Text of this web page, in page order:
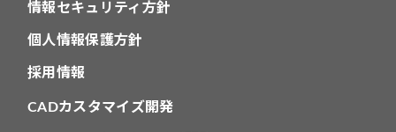
情報セキュリティ方針
個人情報保護方針
採用情報
CADカスタマイズ開発